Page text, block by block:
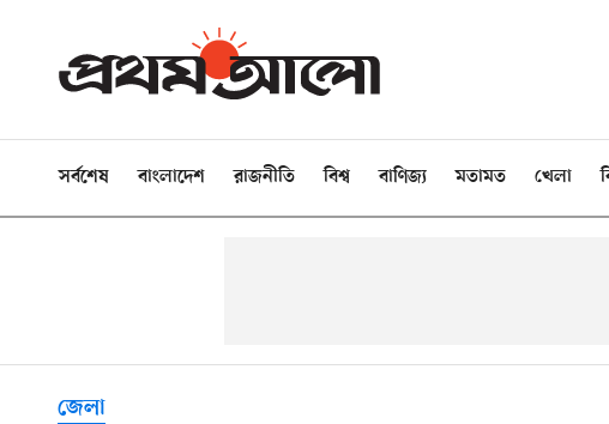
সর্বশেষ বাংলাদেশ রাজনীতি বিশ্ব বাণিজ্য মতামত খেলা
জেলা